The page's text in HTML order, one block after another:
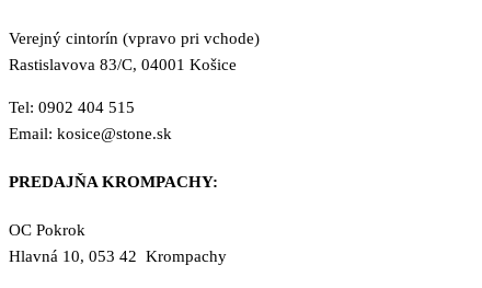
Verejný cintorín (vpravo pri vchode)
Rastislavova 83/C, 04001 Košice
Tel: 0902 404 515
Email: kosice@stone.sk
PREDAJŇA KROMPACHY:
OC Pokrok
Hlavná 10, 053 42 Krompachy